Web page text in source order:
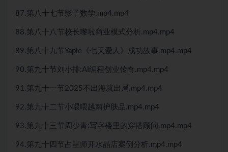
87.第八十七节影子数学.mp4.mp4
88.第八十八节校长嚟啦商业模式分析.mp4.mp4
89.第八十九节Yapie《七天爱人》成功故事.mp4.mp4
90.第九十节刘小排:AI编程创业传奇.mp4.mp4
91.第九十一节2025不出海就出局.mp4.mp4
92.第九十二节小喂喂越南护肤品.mp4.mp4
93.第九十三节周少青:写字楼里的穿搭顾问.mp4.mp4
94.第九十四节占星师开水晶店案例分析.mp4.mp4